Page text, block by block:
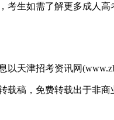
考生如需了解更多成人
天津招考资讯网
载稿，免费转载出于非